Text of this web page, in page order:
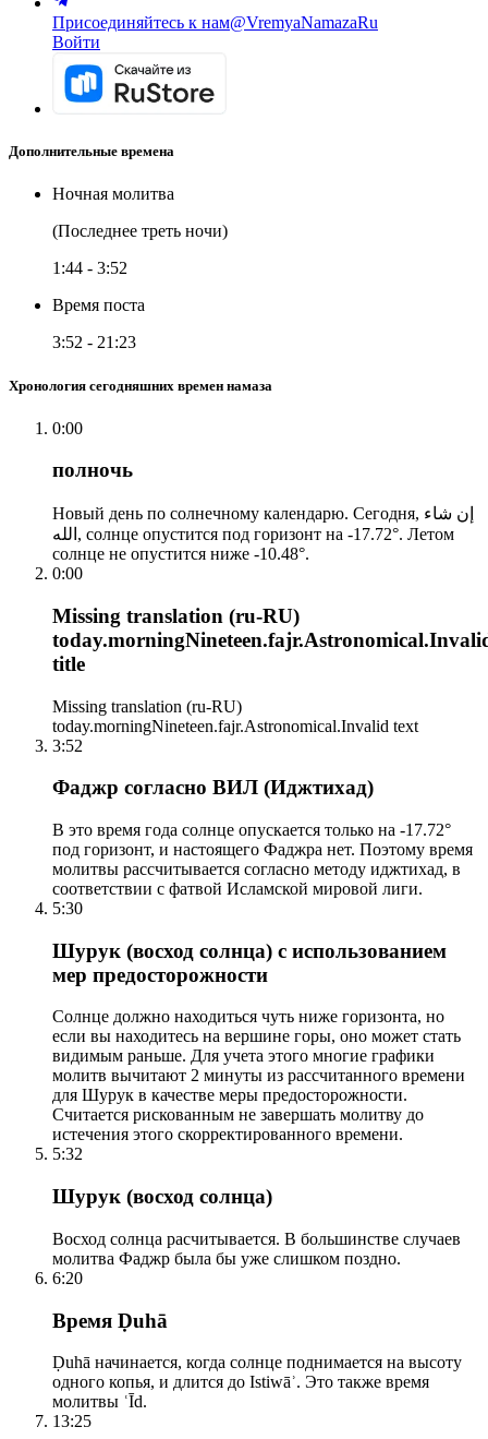
Присоединяйтесь к нам@VremyaNamazaRu
Войти
Дополнительные времена
Ночная молитва
(Последнее треть ночи)
1:44 - 3:52
Время поста
3:52 - 21:23
Хронология сегодняшних времен намаза
0:00
полночь
Новый день по солнечному календарю. Сегодня, إن شاء
الله, солнце опустится под горизонт на -17.72°. Летом
солнце не опустится ниже -10.48°.
0:00
Missing translation (ru-RU)
title
Missing translation (ru-RU)
today.morningNineteen.fajr.Astronomical.Invalid text
3:52
Фаджр согласно ВИЛ (Иджтихад)
В это время года солнце опускается только на -17.72°
под горизонт, и настоящего Фаджра нет. Поэтому время
молитвы рассчитывается согласно методу иджтихад, в
соответствии с фатвой Исламской мировой лиги.
5:30
Шурук (восход солнца) с использованием
мер предосторожности
Солнце должно находиться чуть ниже горизонта, но
если вы находитесь на вершине горы, оно может стать
видимым раньше. Для учета этого многие графики
молитв вычитают 2 минуты из рассчитанного времени
для Шурук в качестве меры предосторожности.
Считается рискованным не завершать молитву до
истечения этого скорректированного времени.
5:32
Шурук (восход солнца)
Восход солнца расчитывается. В большинстве случаев
молитва Фаджр была бы уже слишком поздно.
6:20
Время Ḍuhā
Ḍuhā начинается, когда солнце поднимается на высоту
одного копья, и длится до Istiwāʾ. Это также время
молитвы ʿĪd.
13:25